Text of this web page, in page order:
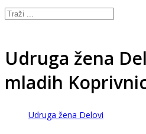
Udruga žena
mladih
Udruga žena Delovi